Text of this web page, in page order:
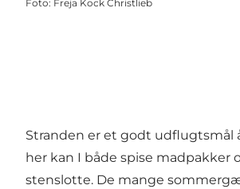
Foto: Freja Kock Christlieb
Stranden er et godt udflugtsmål
her kan I både spise madpakker
stenslotte. De mange